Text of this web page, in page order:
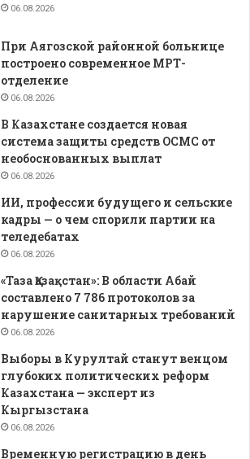
06.08.2026
При Аягозской районной больнице
построено современное МРТ-
отделение
06.08.2026
В Казахстане создается новая
система защиты средств ОСМС от
необоснованных выплат
06.08.2026
ИИ, профессии будущего и сельские
кадры — о чем спорили партии на
теледебатах
06.08.2026
«Таза Қазақстан»: В области Абай
составлено 7 786 протоколов за
нарушение санитарных требований
06.08.2026
Выборы в Курултай станут венцом
глубоких политических реформ
Казахстана — эксперт из
Кыргызстана
06.08.2026
Временную регистрацию в день